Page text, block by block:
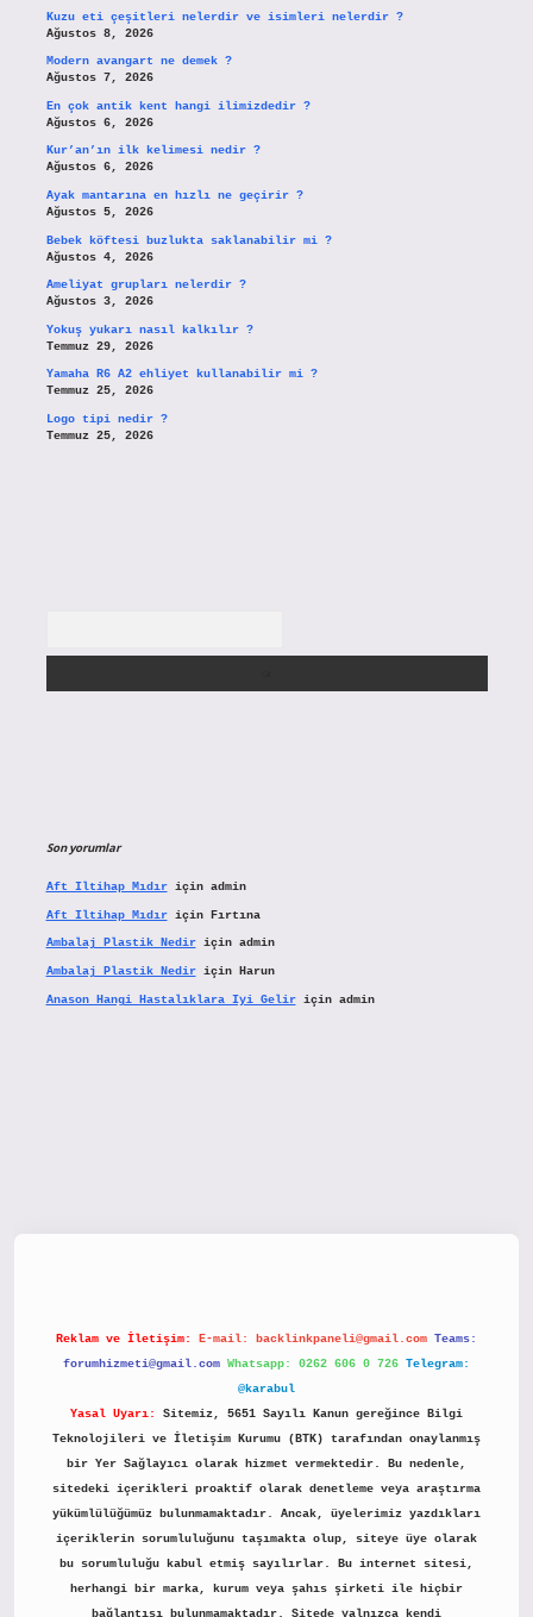
Kuzu eti çeşitleri nelerdir ve isimleri nelerdir ?
Ağustos 8, 2026
Modern avangart ne demek ?
Ağustos 7, 2026
En çok antik kent hangi ilimizdedir ?
Ağustos 6, 2026
Kur’an’ın ilk kelimesi nedir ?
Ağustos 6, 2026
Ayak mantarına en hızlı ne geçirir ?
Ağustos 5, 2026
Bebek köftesi buzlukta saklanabilir mi ?
Ağustos 4, 2026
Ameliyat grupları nelerdir ?
Ağustos 3, 2026
Yokuş yukarı nasıl kalkılır ?
Temmuz 29, 2026
Yamaha R6 A2 ehliyet kullanabilir mi ?
Temmuz 25, 2026
Logo tipi nedir ?
Temmuz 25, 2026
Son yorumlar
Aft Iltihap Mıdıriçin admin
Aft Iltihap Mıdıriçin Fırtına
Ambalaj Plastik Nediriçin admin
Ambalaj Plastik Nediriçin Harun
Anason Hangi Hastalıklara Iyi Geliriçin admin
Reklam ve İletişim: E-mail: backlinkpaneli@gmail.com Teams:
forumhizmeti@gmail.com Whatsapp: 0262 606 0 726 Telegram:
@karabul
Yasal Uyarı:
Sitemiz, 5651 Sayılı Kanun gereğince Bilgi
Teknolojileri ve İletişim Kurumu (BTK) tarafından onaylanmış
bir Yer Sağlayıcı olarak hizmet vermektedir. Bu nedenle,
sitedeki içerikleri proaktif olarak denetleme veya araştırma
yükümlülüğümüz bulunmamaktadır. Ancak, üyelerimiz yazdıkları
içeriklerin sorumluluğunu taşımakta olup, siteye üye olarak
bu sorumluluğu kabul etmiş sayılırlar. Bu internet sitesi,
herhangi bir marka, kurum veya şahıs şirketi ile hiçbir
bağlantısı bulunmamaktadır. Sitede yalnızca kendi